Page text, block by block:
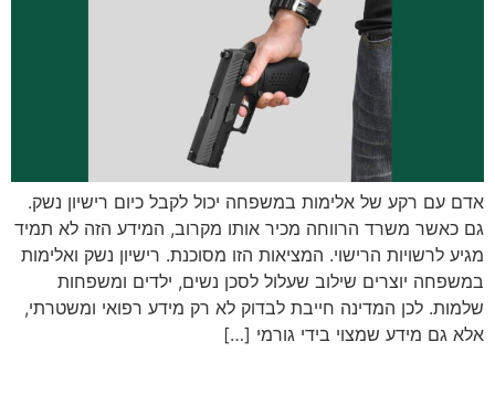
אדם עם רקע של אלימות במשפחה יכול לקבל כיום רישיון נשק.
גם כאשר משרד הרווחה מכיר אותו מקרוב, המידע הזה לא תמיד
מגיע לרשויות הרישוי. המציאות הזו מסוכנת. רישיון נשק ואלימות
במשפחה יוצרים שילוב שעלול לסכן נשים, ילדים ומשפחות
שלמות. לכן המדינה חייבת לבדוק לא רק מידע רפואי ומשטרתי,
אלא גם מידע שמצוי בידי גורמי […]